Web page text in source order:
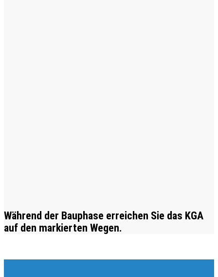
Während der Bauphase erreichen Sie das KGA
auf den markierten Wegen.